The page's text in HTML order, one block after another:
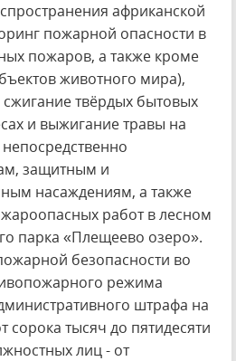
африканской
пожарной опасности в
пожаров, а также кроме
животного мира),
сжигание твёрдых бытовых
и выжигание травы на
защитным и
насаждениям, а также
работ в лесном
парка «Плещеево озеро».
безопасности во
режима
штрафа на
сорока тысяч до пятидесяти
лиц - от